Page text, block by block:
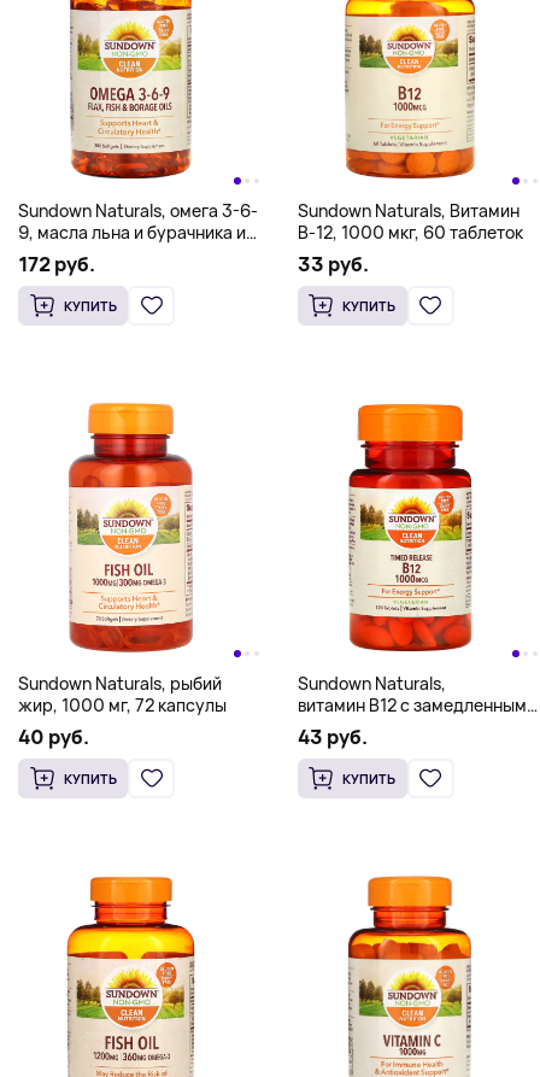
Sundown Naturals, омега 3-6-
9, масла льна и бурачника и
рыбий жир, 200 мягких
таблеток
172 руб.
КУПИТЬ
Sundown Naturals, Витамин
B-12, 1000 мкг, 60 таблеток
33 руб.
КУПИТЬ
Sundown Naturals, рыбий
жир, 1000 мг, 72 капсулы
40 руб.
КУПИТЬ
Sundown Naturals,
витамин B12 с замедленным
высвобождением, 1000 мкг,
120 таблеток
43 руб.
КУПИТЬ